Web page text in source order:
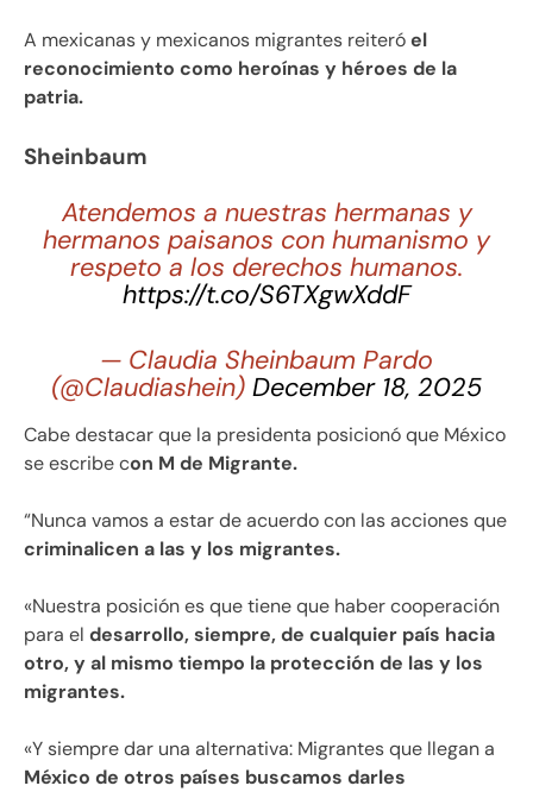
A mexicanas y mexicanos migrantes reiteróel
reconocimiento como heroínas y héroes de la
patria.
Sheinbaum
Atendemos a nuestras hermanas y
hermanos paisanos con humanismo y
respeto a los derechos humanos.
https://t.co/S6TXgwXddF
— Claudia Sheinbaum Pardo
(@Claudiashein) December 18, 2025
Cabe destacar que la presidenta posicionó que México
se escribe con M de Migrante.
“Nunca vamos a estar de acuerdo con las acciones que
criminalicen a las y los migrantes.
«Nuestra posición es que tiene que haber cooperación
para el desarrollo, siempre, de cualquier país hacia
otro, y al mismo tiempo la protección de las y los
migrantes.
«Y siempre dar una alternativa: Migrantes que llegan a
México de otros países buscamos darles